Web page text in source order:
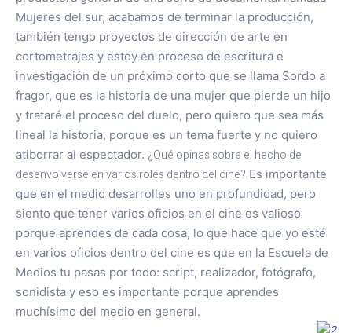
Mujeres del sur, acabamos de terminar la producción,
también tengo proyectos de dirección de arte en
cortometrajes y estoy en proceso de escritura e
investigación de un próximo corto que se llama Sordo a
fragor, que es la historia de una mujer que pierde un hijo
y trataré el proceso del duelo, pero quiero que sea más
lineal la historia, porque es un tema fuerte y no quiero
atiborrar al espectador. ¿Qué opinas sobre el hecho de
desenvolverse en varios roles dentro del cine? Es importante
que en el medio desarrolles uno en profundidad, pero
siento que tener varios oficios en el cine es valioso
porque aprendes de cada cosa, lo que hace que yo esté
en varios oficios dentro del cine es que en la Escuela de
Medios tu pasas por todo: script, realizador, fotógrafo,
sonidista y eso es importante porque aprendes
muchísimo del medio en general.